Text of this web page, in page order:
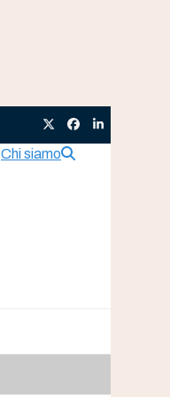
TwitterFacebook
LinkedIn
Chi siamo